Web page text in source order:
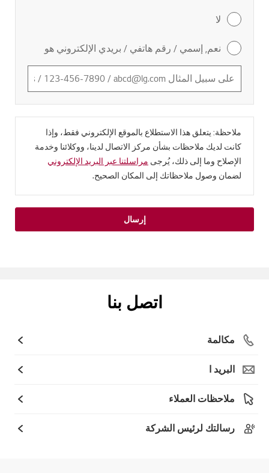
لا
نعم, إسمي / رقم هاتفي / بريدي الإلكتروني هو
ملاحظة: يتعلق هذا الاستطلاع بالموقع الإلكتروني فقط، وإذا
كانت لديك ملاحظات بشأن مركز الاتصال لدينا، ووكلائنا وخدمة
الإصلاح وما إلى ذلك، يُرجى مراسلتنا عبر البريد الإلكتروني
لضمان وصول ملاحظاتك إلى المكان الصحيح.
إرسال
اتصل بنا
مكالمة
البريد ا
ملاحظات العملاء
رسالتك لرئيس الشركة